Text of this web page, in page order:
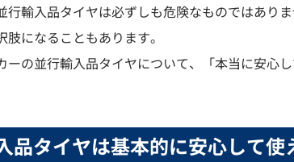
行輸入品タイヤは必ずしも危険なものではあり
になることもあります。
ーの並行輸入品タイヤについて、「本当に安心
品タイヤは基本的に安心して使